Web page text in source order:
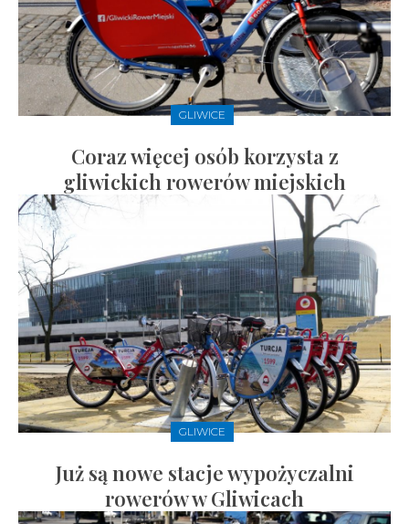
GLIWICE
Coraz więcej osób korzysta z
gliwickich rowerów miejskich
GLIWICE
Już są nowe stacje wypożyczalni
rowerów w Gliwicach